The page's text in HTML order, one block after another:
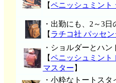
【ペニッシュミント
・出勤にも、2～3日
【 ラチコ社 パッセ
・ショルダーとハン
【ペニッシュミント
マスター 】
・小粋なトートスタ